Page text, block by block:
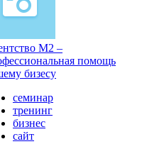
М2 –
помощь
бизесу
семинар
тренинг
бизнес
сайт